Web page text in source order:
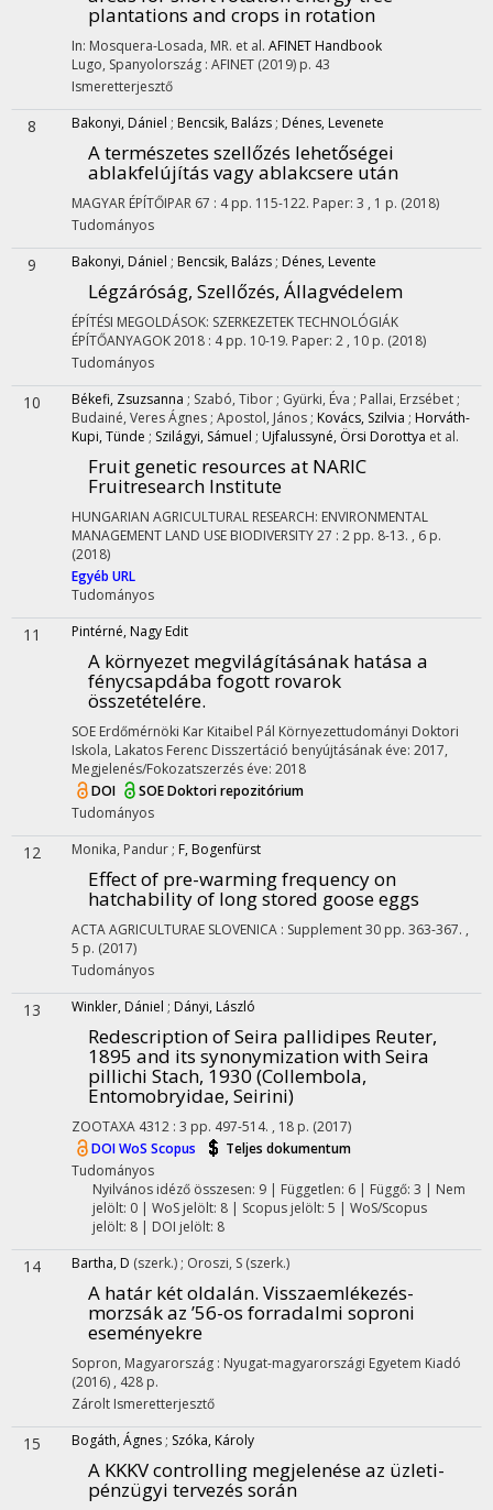
plantations and crops in rotation
In: Mosquera-Losada, MR. et al. AFINET Handbook
Lugo, Spanyolország : AFINET (2019) p. 43
Ismeretterjesztő
8 Bakonyi, Dániel ; Bencsik, Balázs ; Dénes, Levenete
A természetes szellőzés lehetőségei
ablakfelújítás vagy ablakcsere után
MAGYAR ÉPÍTŐIPAR 67 : 4 pp. 115-122. Paper: 3 , 1 p. (2018)
Tudományos
9 Bakonyi, Dániel ; Bencsik, Balázs ; Dénes, Levente
Légzáróság, Szellőzés, Állagvédelem
ÉPÍTÉSI MEGOLDÁSOK: SZERKEZETEK TECHNOLÓGIÁK
ÉPÍTŐANYAGOK2018 : 4 pp. 10-19. Paper: 2 , 10 p. (2018)
Tudományos
10 Békefi, Zsuzsanna ; Szabó, Tibor ; Gyürki, Éva ; Pallai, Erzsébet ;
Budainé, Veres Ágnes ; Apostol, János ; Kovács, Szilvia ; Horváth-
Kupi, Tünde ; Szilágyi, Sámuel ; Ujfalussyné, Örsi Dorottya et al.
Fruit genetic resources at NARIC
Fruitresearch Institute
HUNGARIAN AGRICULTURAL RESEARCH: ENVIRONMENTAL
MANAGEMENT LAND USE BIODIVERSITY27 : 2 pp. 8-13. , 6 p.
(2018)
Egyéb URL
Tudományos
11 Pintérné, Nagy Edit
A környezet megvilágításának hatása a
fénycsapdába fogott rovarok
összetételére.
SOE Erdőmérnöki Kar Kitaibel Pál Környezettudományi Doktori
Iskola, Lakatos Ferenc Disszertáció benyújtásának éve: 2017,
Megjelenés/Fokozatszerzés éve: 2018
DOI
SOE Doktori repozitórium
Tudományos
12 Monika, Pandur ; F, Bogenfürst
Effect of pre-warming frequency on
hatchability of long stored goose eggs
ACTA AGRICULTURAE SLOVENICA : Supplement 30 pp. 363-367. ,
5 p. (2017)
Tudományos
13 Winkler, Dániel ; Dányi, László
Redescription of Seira pallidipes Reuter,
1895 and its synonymization with Seira
pillichi Stach, 1930 (Collembola,
Entomobryidae, Seirini)
ZOOTAXA 4312 : 3 pp. 497-514. , 18 p. (2017)
DOIWoS Scopus
Teljes dokumentum
Tudományos
Nyilvános idéző összesen: 9| Független: 6 | Függő: 3 | Nem
jelölt: 0 | WoS jelölt: 8 | Scopus jelölt: 5 | WoS/Scopus
jelölt: 8 | DOI jelölt: 8
14 Bartha, D (szerk.) ; Oroszi, S (szerk.)
A határ két oldalán. Visszaemlékezés-
morzsák az ’56-os forradalmi soproni
eseményekre
Sopron, Magyarország : Nyugat-magyarországi Egyetem Kiadó
(2016) , 428 p.
Zárolt Ismeretterjesztő
15 Bogáth, Ágnes ; Szóka, Károly
A KKKV controlling megjelenése az üzleti-
pénzügyi tervezés során